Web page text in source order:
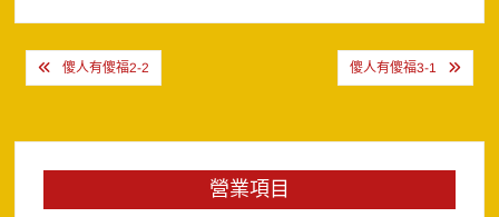
文
導
覽
傻人有傻福2-2 傻人有傻福3-1
營業項目